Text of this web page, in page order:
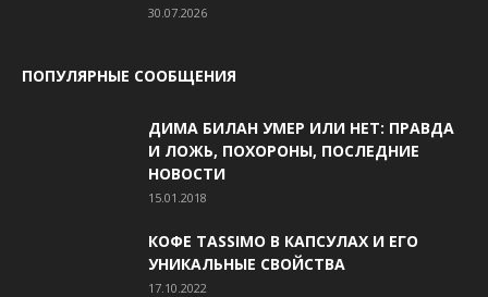
30.07.2026
ПОПУЛЯРНЫЕ СООБЩЕНИЯ
ДИМА БИЛАН УМЕР ИЛИ НЕТ: ПРАВДА
И ЛОЖЬ, ПОХОРОНЫ, ПОСЛЕДНИЕ
НОВОСТИ
15.01.2018
КОФЕ TASSIMO В КАПСУЛАХ И ЕГО
УНИКАЛЬНЫЕ СВОЙСТВА
17.10.2022